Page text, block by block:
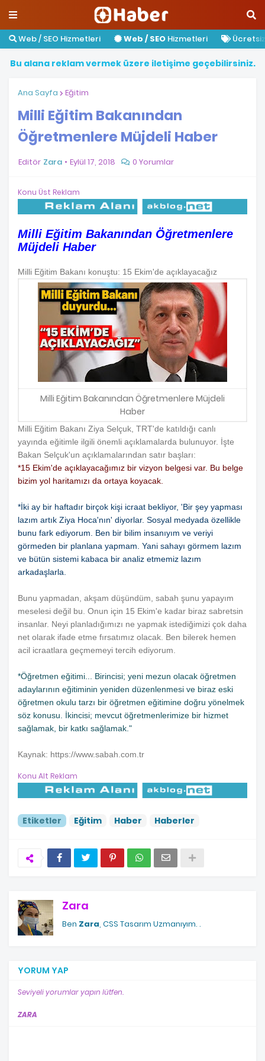
Web / SEO Hizmetleri Web / SEO Hizmetleri
Bu alana reklamvermek üzere iletişime geçebilirsiniz.
Ana Sayfa Eğitim
Milli Eğitim Bakanından
Öğretmenlere Müjdeli Haber
Editör Zara Eylül 17, 2018 0 Yorumlar
Konu Üst Reklam
Milli Eğitim Bakanından Öğretmenlere
Müjdeli Haber
Milli Eğitim Bakanı konuştu: 15 Ekim'de açıklayacağız
Milli Eğitim Bakanından Öğretmenlere Müjdeli
Haber
Milli Eğitim Bakanı Ziya Selçuk, TRT'de katıldığı canlı
yayında eğitimle ilgili önemli açıklamalarda bulunuyor. İşte
Bakan Selçuk'un açıklamalarından satır başları:
*15 Ekim'de açıklayacağımız bir vizyon belgesi var. Bu belge
bizim yol haritamızı da ortaya koyacak.
*İki ay bir haftadır birçok kişi icraat bekliyor, 'Bir şey yapması
lazım artık Ziya Hoca'nın' diyorlar. Sosyal medyada özellikle
bunu fark ediyorum. Ben bir bilim insanıyım ve veriyi
görmeden bir planlana yapmam. Yani sahayı görmem lazım
ve bütün sistemi kabaca bir analiz etmemiz lazım
arkadaşlarla.
Bunu yapmadan, akşam düşündüm, sabah şunu yapayım
meselesi değil bu. Onun için 15 Ekim'e kadar biraz sabretsin
insanlar. Neyi planladığımızı ne yapmak istediğimizi çok daha
net olarak ifade etme fırsatımız olacak. Ben bilerek hemen
acil icraatlara geçmemeyi tercih ediyorum.
*Öğretmen eğitimi... Birincisi; yeni mezun olacak öğretmen
adaylarının eğitiminin yeniden düzenlenmesi ve biraz eski
öğretmen okulu tarzı bir öğretmen eğitimine doğru yönelmek
söz konusu. İkincisi; mevcut öğretmenlerimize bir hizmet
sağlamak, bir katkı sağlamak."
Kaynak: https://www.sabah.com.tr
Konu Alt Reklam
Etiketler Eğitim Haber Haberler
Zara
Ben Zara, CSS Tasarım Uzmanıyım. .
YORUM YAP
Seviyeli yorumlar yapın lütfen.
ZARA